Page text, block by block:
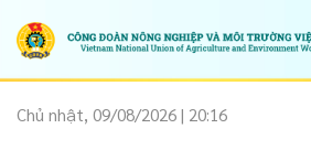
Chủ nhật, 09/08/2026 | 20:16